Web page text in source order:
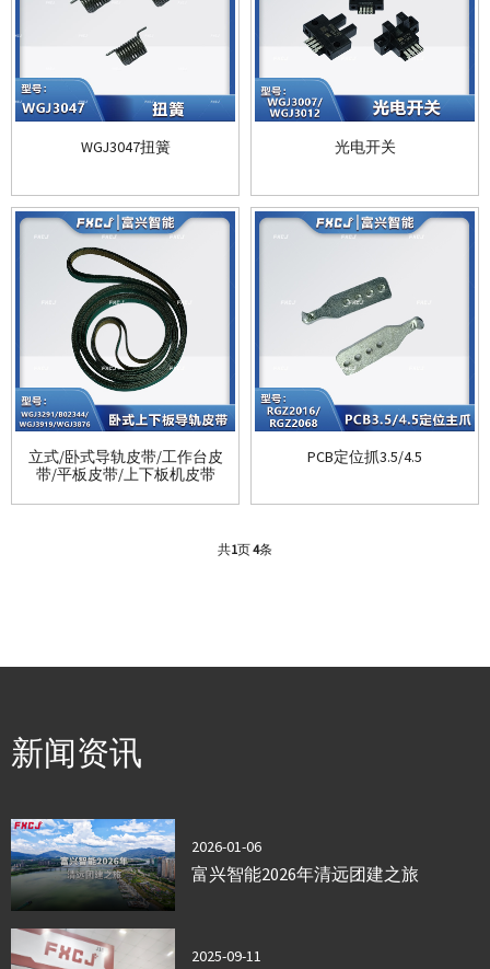
WGJ3047扭簧 光电开关
立式/卧式导轨皮带/工作台皮
带/平板皮带/上下板机皮带
PCB定位抓3.5/4.5
共1页4条
新闻资讯
2026-01-06
富兴智能2026年清远团建之旅
2025-09-11